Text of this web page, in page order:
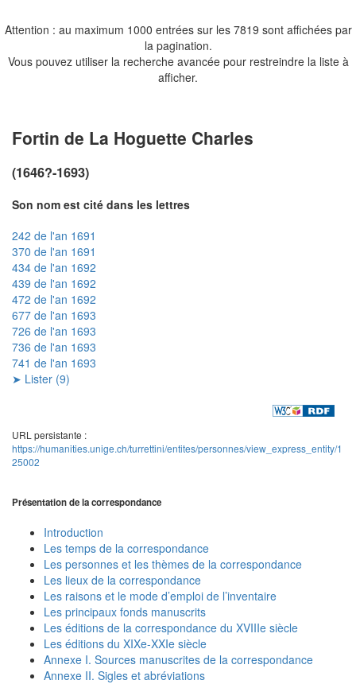
Attention : au maximum 1000 entrées sur les 7819 sont affichées par
la pagination.
Vous pouvez utiliser la recherche avancée pour restreindre la liste à
afficher.
Fortin de La Hoguette Charles
(1646?-1693)
Son nom est cité dans les lettres
242 de l'an 1691
370 de l'an 1691
434 de l'an 1692
439 de l'an 1692
472 de l'an 1692
677 de l'an 1693
726 de l'an 1693
736 de l'an 1693
741 de l'an 1693
➤ Lister (9)
URL persistante :
https://humanities.unige.ch/turrettini/entites/personnes/view_express_entity/1
25002
Présentation de la correspondance
Introduction
Les temps de la correspondance
Les personnes et les thèmes de la correspondance
Les lieux de la correspondance
Les raisons et le mode d’emploi de l’inventaire
Les principaux fonds manuscrits
Les éditions de la correspondance du XVIIIe siècle
Les éditions du XIXe-XXIe siècle
Annexe I. Sources manuscrites de la correspondance
Annexe II. Sigles et abréviations